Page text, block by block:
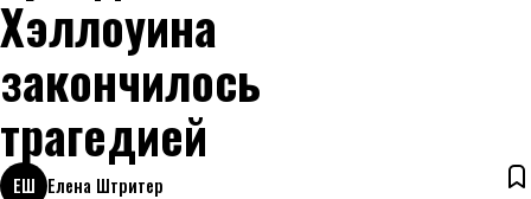
Хэллоуина
закончилось
трагедией
ЕШ Елена Штритер